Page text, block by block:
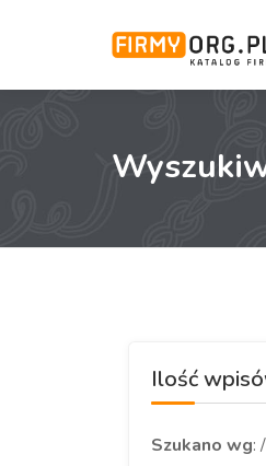
Ilość
Szukano wg: /